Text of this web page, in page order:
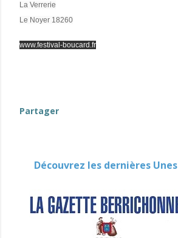
La Verrerie
Le Noyer 18260
www.festival-boucard.fr
Partager
Découvrez les dernières Unes